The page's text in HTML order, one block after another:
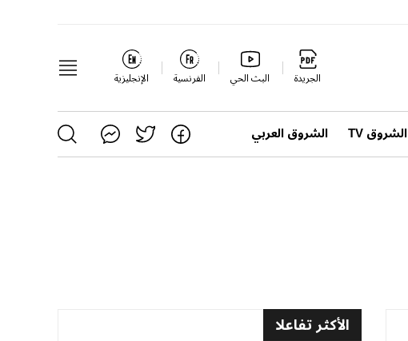
الجريدة البث الحي الفرنسية الإنجليزية
الشروق TV الشروق العربي
الأكثر تفاعلا